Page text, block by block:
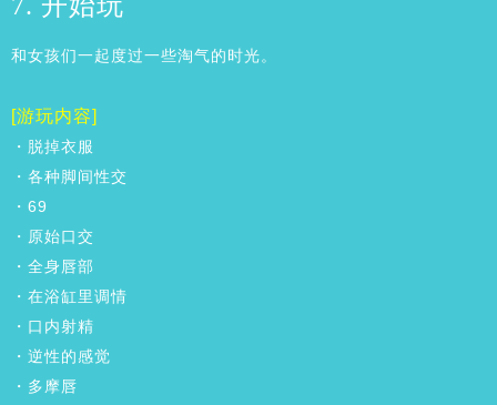
和女孩们一起度过一些淘气的时光。
[游玩内容]
・脱掉衣服
・各种脚间性交
・69
・原始口交
・全身唇部
・在浴缸里调情
・口内射精
・逆性的感觉
・多摩唇